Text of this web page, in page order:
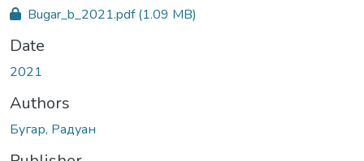
Bugar_b_2021.pdf(1.09 MB)
Date
2021
Authors
Бугар, Радуан